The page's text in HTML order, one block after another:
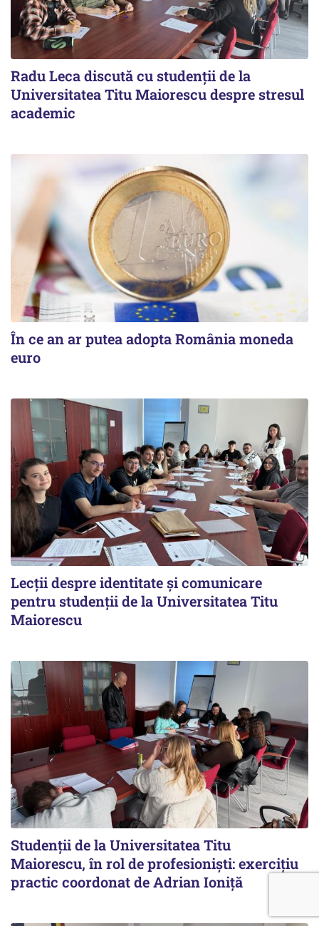
Radu Leca discută cu studenții de la
Universitatea Titu Maiorescu despre stresul
academic
În ce an ar putea adopta România moneda
euro
Lecții despre identitate și comunicare
pentru studenții de la Universitatea Titu
Maiorescu
Studenții de la Universitatea Titu
Maiorescu, în rol de profesioniști: exercițiu
practic coordonat de Adrian Ioniță